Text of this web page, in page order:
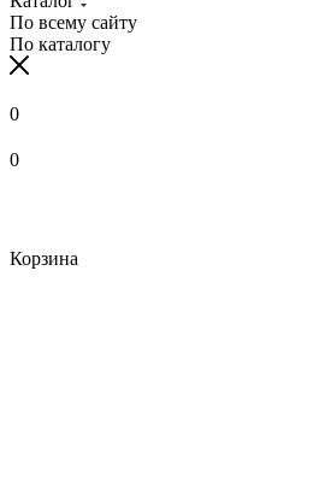
По всему сайту
По каталогу
0
0
Корзина